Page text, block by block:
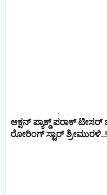
ಆಕ್ಷನ್ ಪ್ಯಾಕ್ಡ್ ಪರಾಕ್
ರೋರಿಂಗ್ ಸ್ಟಾರ್ ಶ್ರೀಮುರಳಿ..!